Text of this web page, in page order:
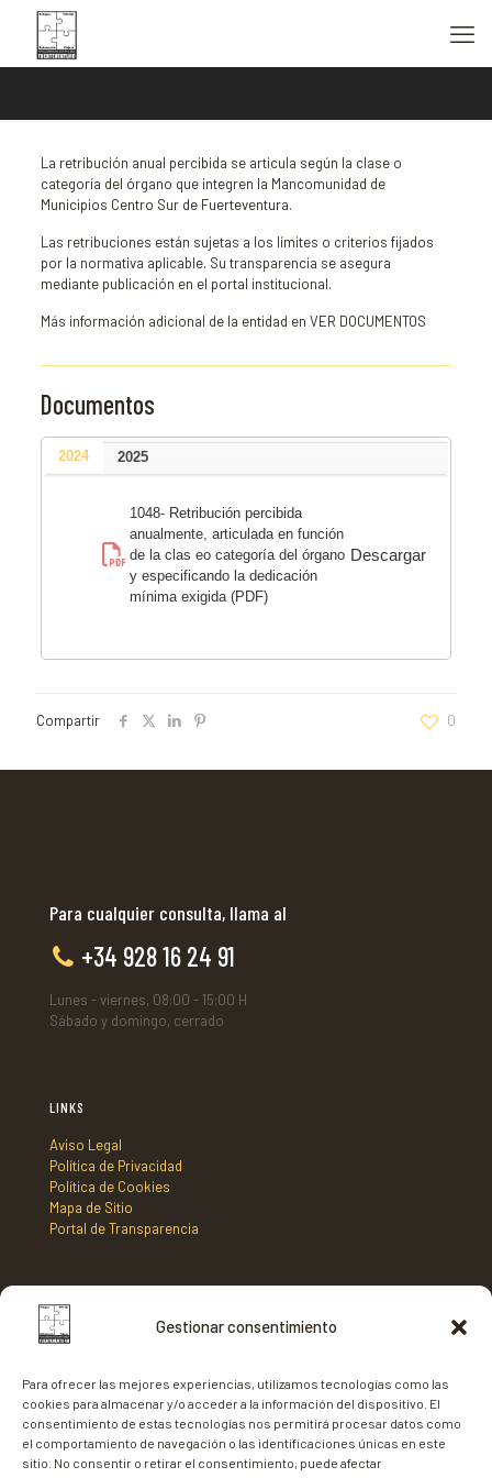
Gestionar consentimiento
Para ofrecer las mejores experiencias, utilizamos tecnologías como las
cookies para almacenar y/o acceder a la información del dispositivo. El
consentimiento de estas tecnologías nos permitirá procesar datos como
el comportamiento de navegación o las identificaciones únicas en este
sitio. No consentir o retirar el consentimiento, puede afectar
La retribución anual percibida se articula según la clase o
categoría del órgano que integren la Mancomunidad de
Municipios Centro Sur de Fuerteventura.
Las retribuciones están sujetas a los límites o criterios fijados
por la normativa aplicable. Su transparencia se asegura
mediante publicación en el portal institucional.
Más información adicional de la entidad en VER DOCUMENTOS
Documentos
2024 2025
1048- Retribución percibida
anualmente, articulada en función
de la clas eo categoría del órgano
y especificando la dedicación
mínima exigida (PDF)
Descargar
Compartir 0
Para cualquier consulta, llama al
+34 928 16 24 91
Lunes - viernes, 08:00 - 15:00 H
Sábado y domingo, cerrado
LINKS
Aviso Legal
Política de Privacidad
Política de Cookies
Mapa de Sitio
Portal de Transparencia
DIRECCIÓN
35620 - Gran Tarajal,
Fuerteventura